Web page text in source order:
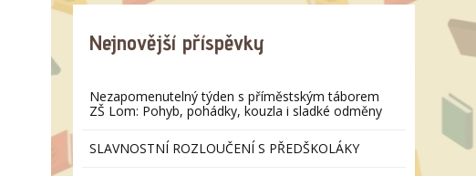
Nejnovější příspěvky
Nezapomenutelný týden s příměstským táborem
ZŠ Lom: Pohyb, pohádky, kouzla i sladké odměny
SLAVNOSTNÍ ROZLOUČENÍ S PŘEDŠKOLÁKY